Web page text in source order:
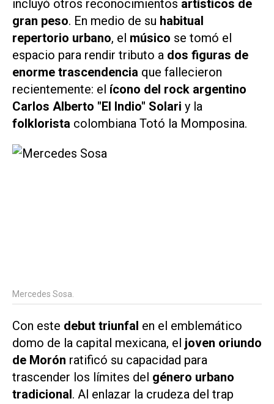
incluyó otros reconocimientos artísticos de
gran peso. En medio de su habitual
repertorio urbano, el músico se tomó el
espacio para rendir tributo a dos figuras de
enorme trascendencia que fallecieron
recientemente: el ícono del rock argentino
Carlos Alberto "El Indio" Solari y la
folklorista colombiana Totó la Momposina.
Mercedes Sosa.
Con este debut triunfal en el emblemático
domo de la capital mexicana, el joven oriundo
de Morón ratificó su capacidad para
trascender los límites del género urbano
tradicional. Al enlazar la crudeza del trap